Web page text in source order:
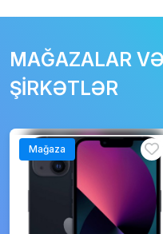
MAĞAZALAR VƏ
ŞİRKƏTLƏR
Mağaza